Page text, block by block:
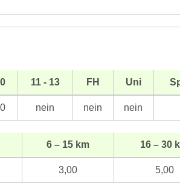
11 - 13 FH Uni
nein nein nein
6 – 15 km 16 – 30
3,00 5,00